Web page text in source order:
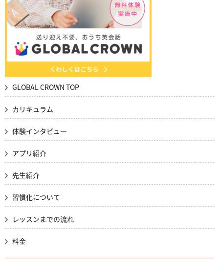
GLOBAL CROWN TOP
カリキュラム
体験インタビュー
アプリ紹介
先生紹介
習慣化について
レッスンまでの流れ
料金